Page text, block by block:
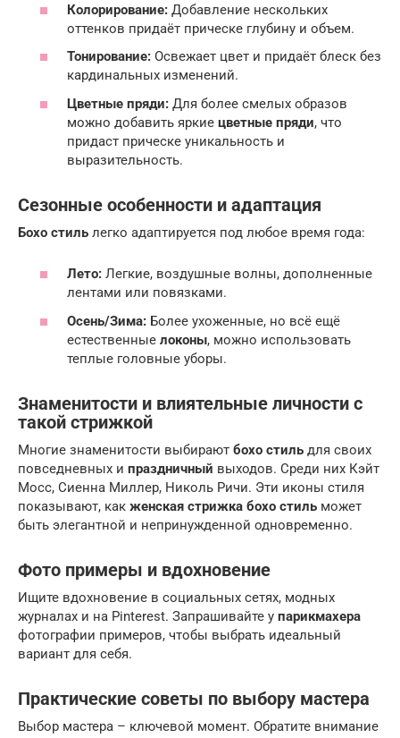
Колорирование: Добавление нескольких
оттенков придаёт прическе глубину и объем.
Тонирование: Освежает цвет и придаёт блеск без
кардинальных изменений.
Цветные пряди: Для более смелых образов
можно добавить яркие цветные пряди, что
придаст прическе уникальность и
выразительность.
Сезонные особенности и адаптация
Бохо стиль легко адаптируется под любое время года:
Лето: Легкие, воздушные волны, дополненные
лентами или повязками.
Осень/Зима: Более ухоженные, но всё ещё
естественные локоны, можно использовать
теплые головные уборы.
Знаменитости и влиятельные личности с
такой стрижкой
Многие знаменитости выбирают бохо стиль для своих
повседневных и праздничный выходов. Среди них Кэйт
Мосс, Сиенна Миллер, Николь Ричи. Эти иконы стиля
показывают, как женская стрижка бохо стиль может
быть элегантной и непринужденной одновременно.
Фото примеры и вдохновение
Ищите вдохновение в социальных сетях, модных
журналах и на Pinterest. Запрашивайте у парикмахера
фотографии примеров, чтобы выбрать идеальный
вариант для себя.
Практические советы по выбору мастера
Выбор мастера – ключевой момент. Обратите внимание